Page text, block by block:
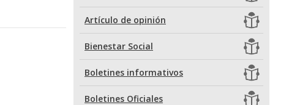
Artículo de opinión
Bienestar Social
Boletines informativos
Boletines Oficiales